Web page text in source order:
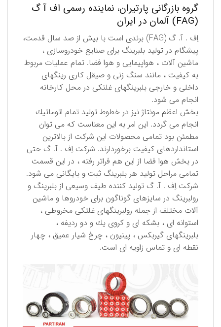
گروه بازرگانی پارتیران، نماینده رسمی اف آ گ
(FAG) آلمان در ایران
اِف . آ. گ (FAG) برندی است با بیش از صد سال قدمت،
پیشگام در تولید بلبرینگ برای صنایع خودروسازی ،
ماشین آلات ، هواپیمایی و هوا فضا. تمام عملیات مربوط
به كیفیت ، مانند سنگ زنی و صیقل كاری رینگهای
داخلی و خارجی بلبرینگهای غلتكی در محل كارخانه
انجام می شود.
بخش اعظم مونتاژ نیز در خطوط تولید تمام اتوماتیك
انجام می گردد. این امر به این معناست كه می توان
مطمئن بود تمامی محصولات این شركت از بالاترین
استانداردهای كیفیت برخوردارند. شركت اِف . آ. گ حتی
در بخش هوا فضا از این هم فراتر رفته ، در این قسمت
تمامی مراحل تولید هر بلبرینگ ثبت و بایگانی می شود.
شركت اِف . آ. گ تولید كننده طیف وسیعی از بلبرینگ و
رولبرینگ در سایزهای گوناگون برای خودروها و ماشین
آلات مختلف از جمله رولبرینگهای غلتكی مخروطی ،
استوانه ای ، بشكه ای و كروی یك و دو ردیفه ،
بلبرینگهای گیربكس ، پینیون ، چرخ شیار عمیق ، چهار
نقطه ای و تماس زاویه ای است.